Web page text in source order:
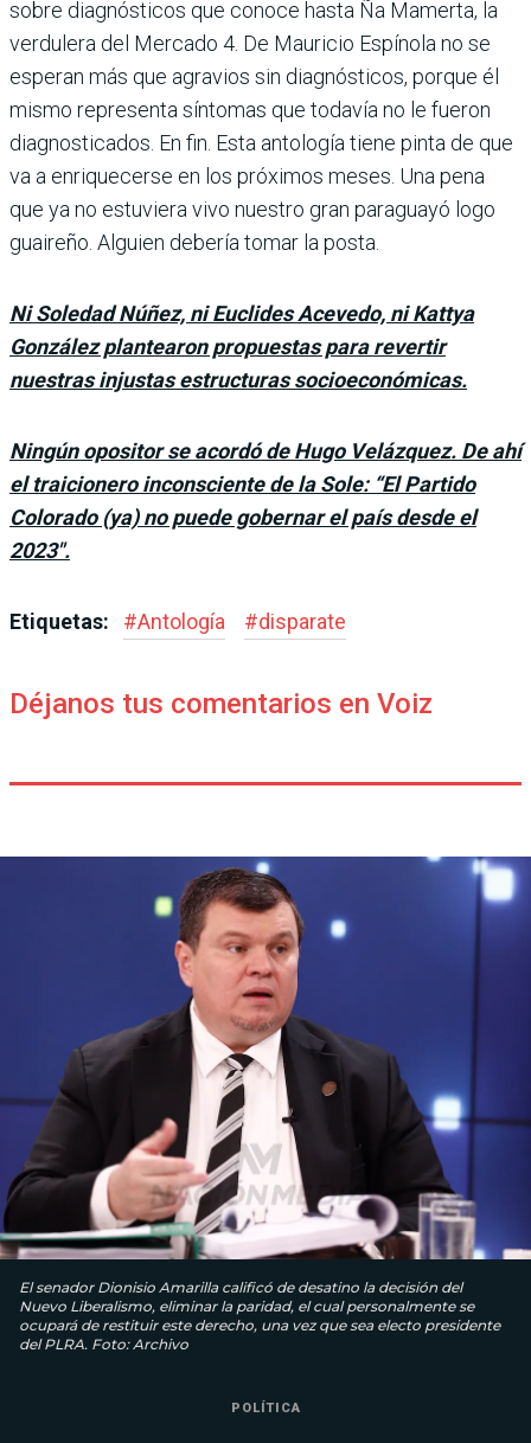
sobre diagnósticos que conoce hasta Ña Mamerta, la
verdulera del Mercado 4. De Mauricio Espínola no se
esperan más que agravios sin diagnósticos, porque él
mismo representa síntomas que todavía no le fueron
diag­nosticados. En fin. Esta anto­logía tiene pinta de que
va a enriquecerse en los próxi­mos meses. Una pena
que ya no estuviera vivo nuestro gran paraguayó logo
guai­reño. Alguien debería tomar la posta.
Ni Soledad Núñez, ni Euclides Acevedo, ni Kattya
González plantearon propuestas para revertir
nuestras injustas estructuras socioeconómicas.
Ningún opositor se acordó de Hugo Velázquez. De ahí
el traicionero inconsciente de la Sole: “El Partido
Colorado (ya) no puede gobernar el país desde el
2023″.
Etiquetas: #Antología #disparate
Déjanos tus comentarios en Voiz
El senador Dionisio Amarilla calificó de desatino la decisión del
Nuevo Liberalismo, eliminar la paridad, el cual personalmente se
ocupará de restituir este derecho, una vez que sea electo presidente
del PLRA. Foto: Archivo
POLÍTICA